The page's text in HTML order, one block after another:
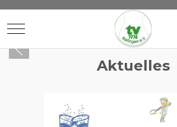
Mobile Menu Toggle
Aktuelles